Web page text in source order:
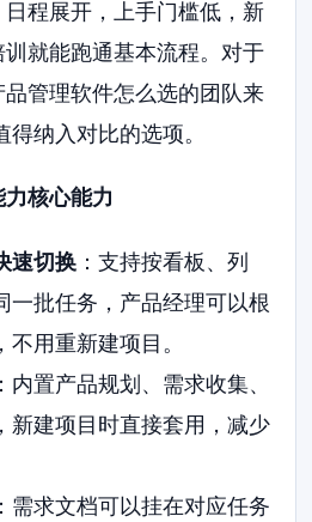
程展开，上手门槛低，新
就能跑通基本流程。对于
管理软件怎么选的团队来
纳入对比的选项。
核心能力
速切换：支持按看板、列
一批任务，产品经理可以根
用重新建项目。
内置产品规划、需求收集、
新建项目时直接套用，减少
需求文档可以挂在对应任务